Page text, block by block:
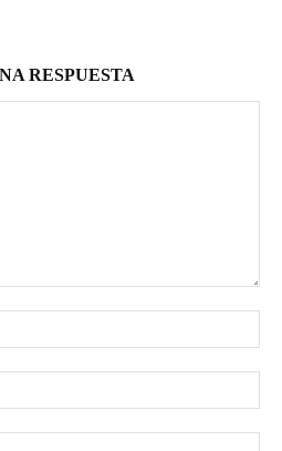
RESPUESTA